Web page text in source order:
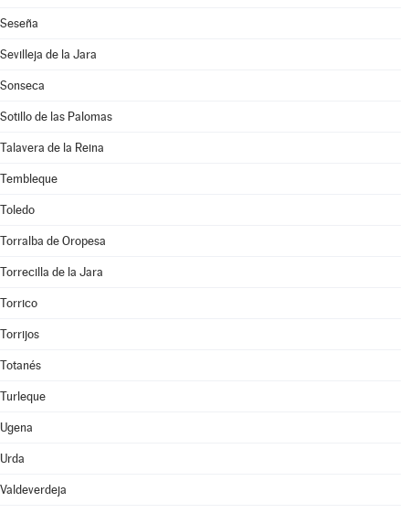
Seseña
Sevilleja de la Jara
Sonseca
Sotillo de las Palomas
Talavera de la Reina
Tembleque
Toledo
Torralba de Oropesa
Torrecilla de la Jara
Torrico
Torrijos
Totanés
Turleque
Ugena
Urda
Valdeverdeja